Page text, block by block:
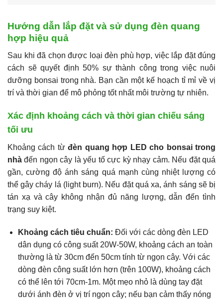
Hướng dẫn lắp đặt và sử dụng đèn quang
hợp hiệu quả
Sau khi đã chọn được loại đèn phù hợp, việc lắp đặt đúng
cách sẽ quyết định 50% sự thành công trong việc nuôi
dưỡng bonsai trong nhà. Bạn cần một kế hoạch tỉ mỉ về vị
trí và thời gian để mô phỏng tốt nhất môi trường tự nhiên.
Xác định khoảng cách và thời gian chiếu sáng
tối ưu
Khoảng cách từđèn quang hợp LED cho bonsai trong
nhà đến ngọn cây là yếu tố cực kỳ nhạy cảm. Nếu đặt quá
gần, cường độ ánh sáng quá mạnh cùng nhiệt lượng có
thể gây cháy lá (light burn). Nếu đặt quá xa, ánh sáng sẽ bị
tán xạ và cây không nhận đủ năng lượng, dẫn đến tình
trạng suy kiệt.
Khoảng cách tiêu chuẩn: Đối với các dòng đèn LED
dân dụng có công suất 20W-50W, khoảng cách an toàn
thường là từ 30cm đến 50cm tính từ ngọn cây. Với các
dòng đèn công suất lớn hơn (trên 100W), khoảng cách
có thể lên tới 70cm-1m. Một mẹo nhỏ là dùng tay đặt
dưới ánh đèn ở vị trí ngọn cây; nếu bạn cảm thấy nóng